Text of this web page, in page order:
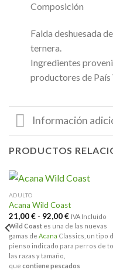
Composición
Falda deshuesada
ternera.
Ingredientes
productores de País
Información
PRODUCTOS
ADULTO
Acana Wild Coast
21,00€ - 92,00€Rango
de
precios:
desde
21,00 €
92,00 €
IVA Incluido
Wild Coastes una de las nuevas
gamas de Acana Classics, un tipo
pienso indicado para perros de
las razas y tamaño,
que contiene pescados